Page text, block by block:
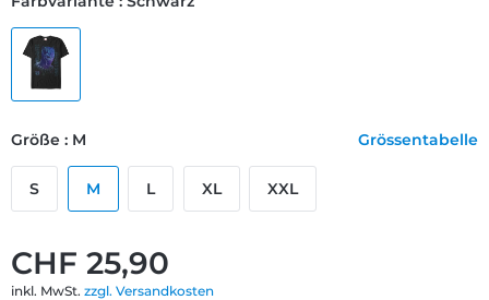
CHF 25,90
inkl. MwSt. zzgl. Versandkosten
Größe : M Grössentabelle
S M L XL XXL